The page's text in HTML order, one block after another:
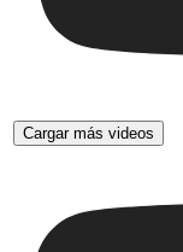
Cargar más videos